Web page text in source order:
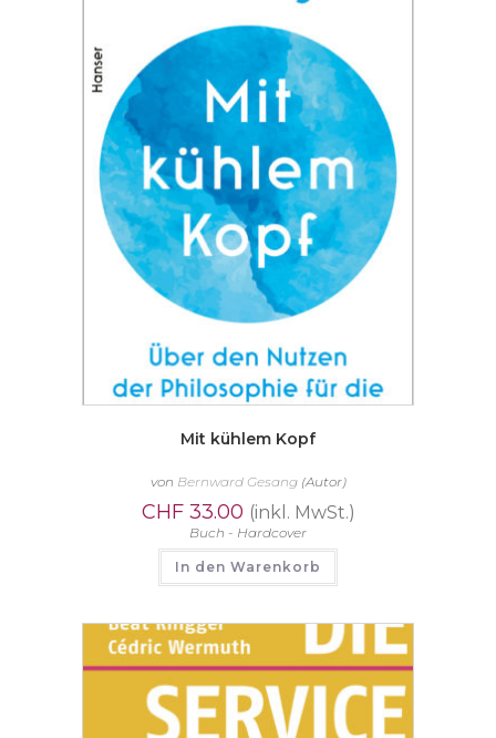
Mit kühlem Kopf
von Bernward Gesang(Autor)
CHF33.00 (inkl. MwSt.)
Buch - Hardcover
In den Warenkorb